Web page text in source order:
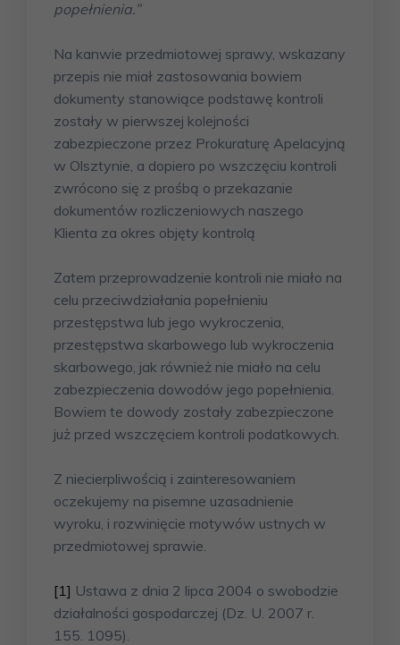
popełnienia.”
Na kanwie przedmiotowej sprawy, wskazany
przepis nie miał zastosowania bowiem
dokumenty stanowiące podstawę kontroli
zostały w pierwszej kolejności
zabezpieczone przez Prokuraturę Apelacyjną
w Olsztynie, a dopiero po wszczęciu kontroli
zwrócono się z prośbą o przekazanie
dokumentów rozliczeniowych naszego
Klienta za okres objęty kontrolą
Zatem przeprowadzenie kontroli nie miało na
celu przeciwdziałania popełnieniu
przestępstwa lub jego wykroczenia,
przestępstwa skarbowego lub wykroczenia
skarbowego, jak również nie miało na celu
zabezpieczenia dowodów jego popełnienia.
Bowiem te dowody zostały zabezpieczone
już przed wszczęciem kontroli podatkowych.
Z niecierpliwością i zainteresowaniem
oczekujemy na pisemne uzasadnienie
wyroku, i rozwinięcie motywów ustnych w
przedmiotowej sprawie.
[1] Ustawa z dnia 2 lipca 2004 o swobodzie
działalności gospodarczej (Dz. U. 2007 r.
155. 1095).